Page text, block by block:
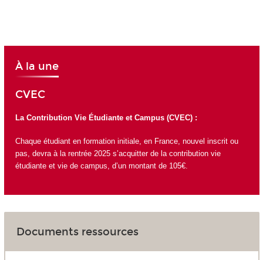
À la une
CVEC
La Contribution Vie Étudiante et Campus (CVEC) :
Chaque étudiant en formation initiale, en France, nouvel inscrit ou
pas, devra à la rentrée 2025 s’acquitter de la contribution vie
étudiante et vie de campus, d’un montant de 105€.
Documents ressources